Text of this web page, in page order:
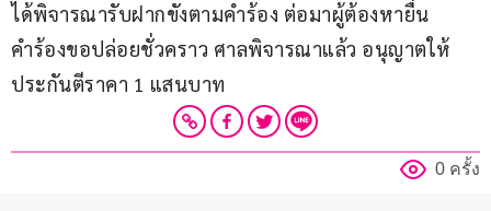
ได้พิจารณารับฝากขังตามคำร้อง ต่อมาผู้ต้องหายื่น
คำร้องขอปล่อยชั่วคราว ศาลพิจารณาแล้ว อนุญาตให้
ประกันตีราคา 1 แสนบาท
0 ครั้ง